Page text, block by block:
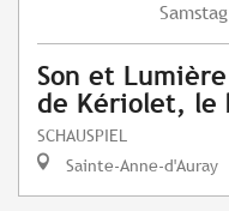
Samstag
Son et
de Kériolet, le
SCHAUSPIEL
Sainte-Anne-d'Auray